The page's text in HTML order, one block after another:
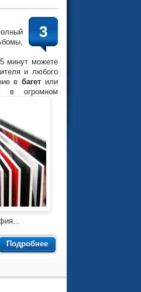
3
минут можете
и любого
вбагет или
в огромном
Подробнее